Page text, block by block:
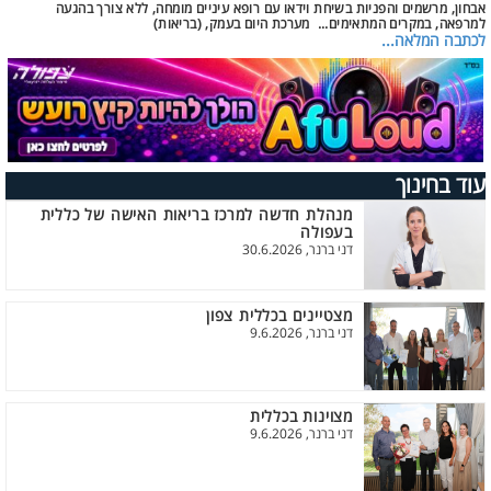
אבחון, מרשמים והפניות בשיחת וידאו עם רופא עיניים מומחה, ללא צורך בהגעה
למרפאה, במקרים המתאימים... מערכת היום בעמק, (בריאות)
לכתבה המלאה...
עוד בחינוך
מנהלת חדשה למרכז בריאות האישה של כללית
בעפולה
דני ברנר, 30.6.2026
מצטיינים בכללית צפון
דני ברנר, 9.6.2026
מצוינות בכללית
דני ברנר, 9.6.2026